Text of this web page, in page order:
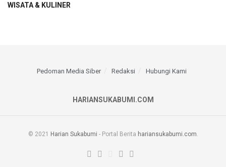
WISATA & KULINER
Pedoman Media Siber Redaksi Hubungi Kami
HARIANSUKABUMI.COM
© 2021 Harian Sukabumi - Portal Berita hariansukabumi.com